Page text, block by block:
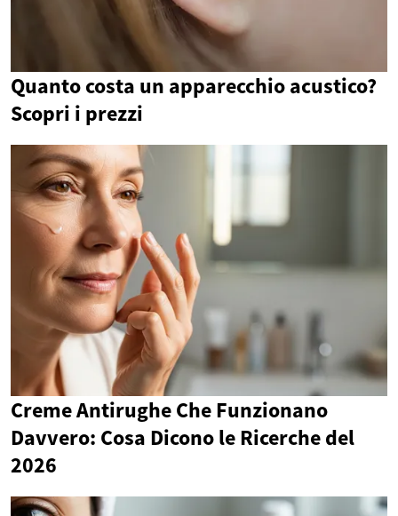
Quanto costa un apparecchio acustico?
Scopri i prezzi
Creme Antirughe Che Funzionano
Davvero: Cosa Dicono le Ricerche del
2026